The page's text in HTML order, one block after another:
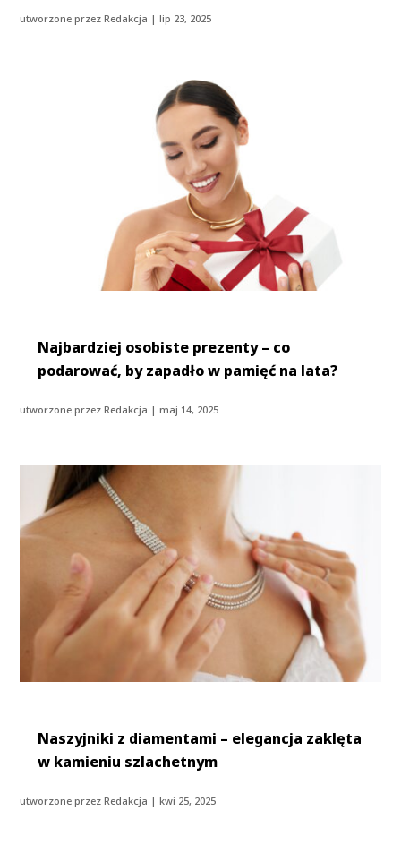
utworzone przezRedakcja |lip 23, 2025
Najbardziej osobiste prezenty – co
podarować, by zapadło w pamięć na lata?
utworzone przezRedakcja |maj 14, 2025
Naszyjniki z diamentami – elegancja zaklęta
w kamieniu szlachetnym
utworzone przezRedakcja |kwi 25, 2025